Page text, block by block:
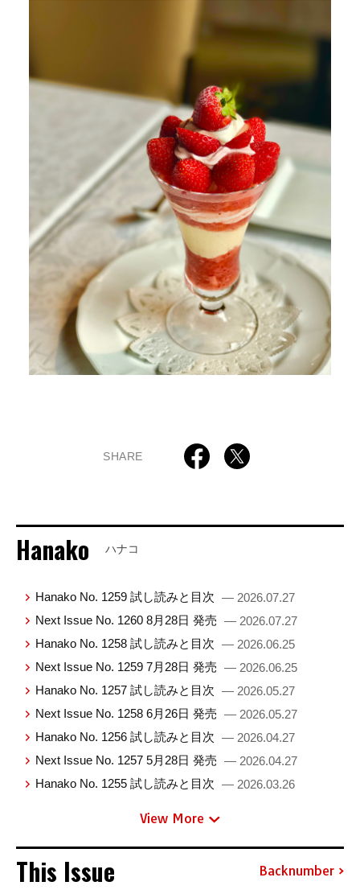
SHARE
Hanako ハナコ
Hanako No. 1259 試し読みと目次 — 2026.07.27
Next Issue No. 1260 8月28日 発売 — 2026.07.27
Hanako No. 1258 試し読みと目次 — 2026.06.25
Next Issue No. 1259 7月28日 発売 — 2026.06.25
Hanako No. 1257 試し読みと目次 — 2026.05.27
Next Issue No. 1258 6月26日 発売 — 2026.05.27
Hanako No. 1256 試し読みと目次 — 2026.04.27
Next Issue No. 1257 5月28日 発売 — 2026.04.27
Hanako No. 1255 試し読みと目次 — 2026.03.26
View More
This Issue Backnumber